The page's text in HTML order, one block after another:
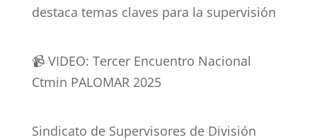
destaca temas claves para la supervisión
📹 VIDEO: Tercer Encuentro Nacional
Ctmin PALOMAR 2025
Sindicato de Supervisores de División